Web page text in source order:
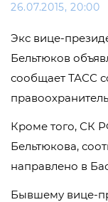
26.07.2015, 20:00
Экс вице-
Бельтюков
сообщает ТАСС
Кроме того, СК
Бельтюкова,
направлено в
Бывшему вице-